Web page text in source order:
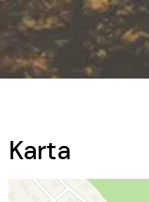
Karta